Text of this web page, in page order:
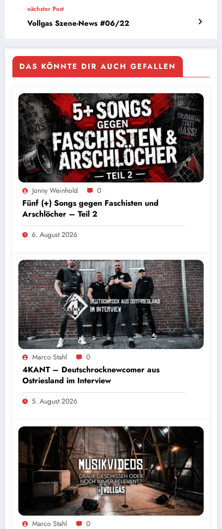
nächster Post
Vollgas Szene-News #06/22
DAS KÖNNTE DIR AUCH GEFALLEN
Jonny Weinhold 0
Fünf (+) Songs gegen Faschisten und
Arschlöcher – Teil 2
6. August 2026
Marco Stahl 0
4KANT – Deutschrocknewcomer aus
Ostriesland im Interview
5. August 2026
Marco Stahl 0